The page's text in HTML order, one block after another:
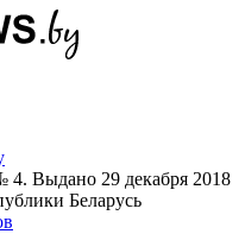
4. Выдано 29 декабря 2018
Беларусь